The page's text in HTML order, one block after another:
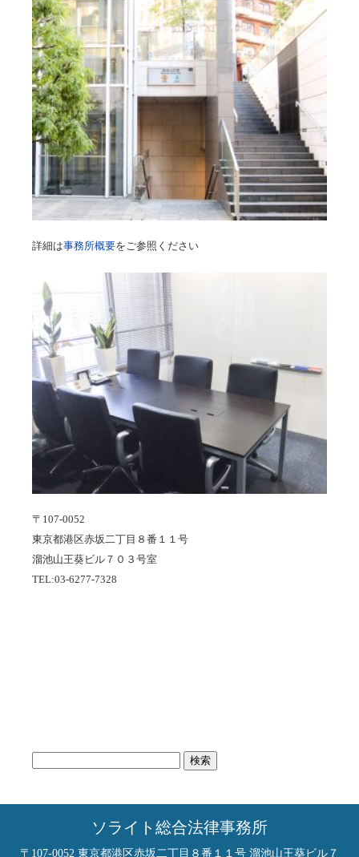
詳細は事務所概要をご参照ください
〒107-0052
東京都港区赤坂二丁目８番１１号
溜池山王葵ビル７０３号室
TEL:03-6277-7328
ソライト総合法律事務所
〒107-0052 東京都港区赤坂二丁目８番１１号 溜池山王葵ビル７